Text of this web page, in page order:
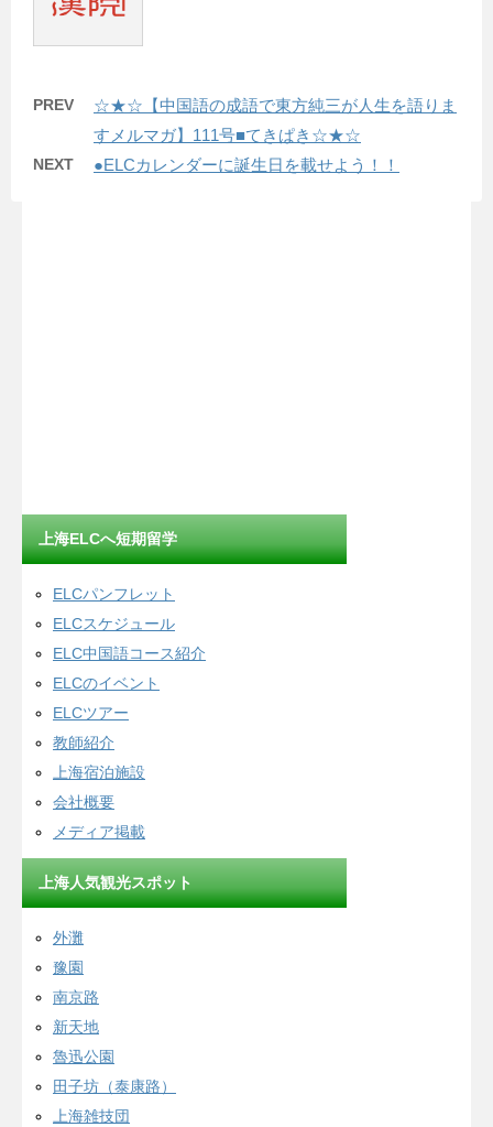
PREV
☆★☆【中国語の成語で東方純三が人生を語りま
すメルマガ】111号■てきぱき☆★☆
NEXT ●ELCカレンダーに誕生日を載せよう！！
上海ELCへ短期留学
ELCパンフレット
ELCスケジュール
ELC中国語コース紹介
ELCのイベント
ELCツアー
教師紹介
上海宿泊施設
会社概要
メディア掲載
上海人気観光スポット
外灘
豫園
南京路
新天地
魯迅公園
田子坊（泰康路）
上海雑技団